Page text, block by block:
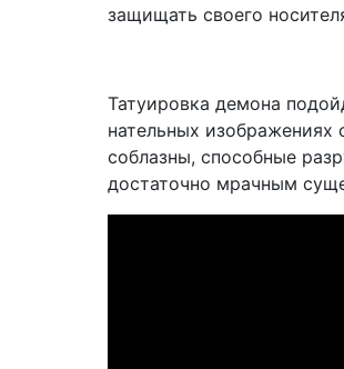
защищать своего
Татуировка демона
нательных
соблазны, способные
достаточно мрачным